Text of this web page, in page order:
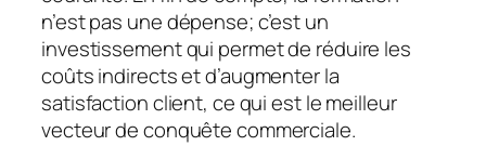
n’est pas une dépense; c’est un
investissement qui permet de réduire les
coûts indirects et d’augmenter la
satisfaction client, ce qui est le meilleur
vecteur de conquête commerciale.